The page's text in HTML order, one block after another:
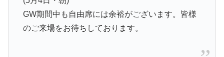
GW期間中も自由席には余裕がございます。皆様
のご来場をお待ちしております。